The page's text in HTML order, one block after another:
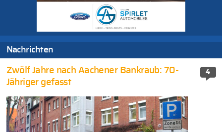
Nachrichten
4
Zwölf Jahre nach Aachener Bankraub: 70-
Jähriger gefasst